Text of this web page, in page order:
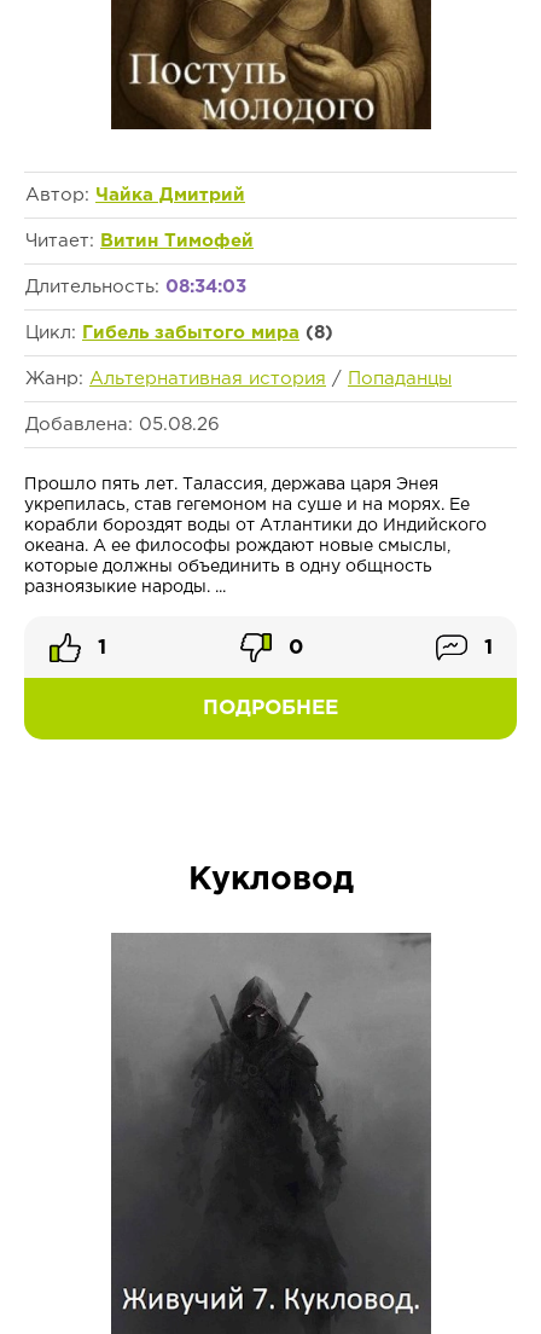
Автор: Чайка Дмитрий
Читает: Витин Тимофей
Длительность: 08:34:03
Цикл: Гибель забытого мира (8)
Жанр: Альтернативная история / Попаданцы
Добавлена: 05.08.26
Прошло пять лет. Талассия, держава царя Энея
укрепилась, став гегемоном на суше и на морях. Ее
корабли бороздят воды от Атлантики до Индийского
океана. А ее философы рождают новые смыслы,
которые должны объединить в одну общность
разноязыкие народы. ...
ПОДРОБНЕЕ
1 0 1
Кукловод